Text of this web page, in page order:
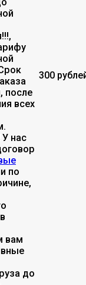
после
всех
У нас
по
вам
до
300